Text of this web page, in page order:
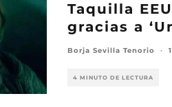
Taquilla
gracias a
Borja Sevilla Tenorio ·
4 MINUTO DE LECTURA